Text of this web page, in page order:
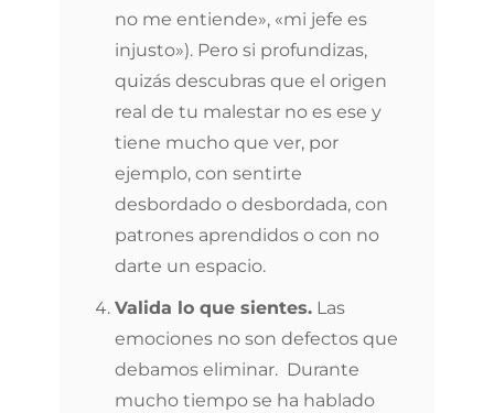
no me entiende», «mi jefe es
injusto»). Pero si profundizas,
quizás descubras que el origen
real de tu malestar no es ese y
tiene mucho que ver, por
ejemplo, con sentirte
desbordado o desbordada, con
patrones aprendidos o con no
darte un espacio.
Valida lo que sientes. Las
emociones no son defectos que
debamos eliminar. Durante
mucho tiempo se ha hablado